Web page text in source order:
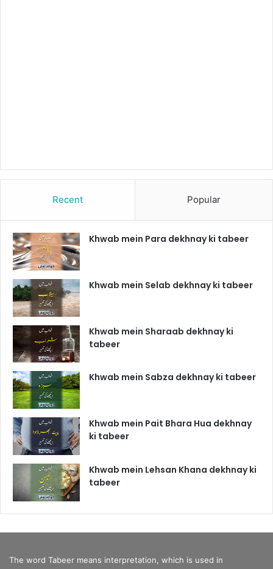
Recent Popular
Khwab mein Para dekhnay ki tabeer
Khwab mein Selab dekhnay ki tabeer
Khwab mein Sharaab dekhnay ki
tabeer
Khwab mein Sabza dekhnay ki tabeer
Khwab mein Pait Bhara Hua dekhnay
ki tabeer
Khwab mein Lehsan Khana dekhnay ki
tabeer
The word Tabeer means interpretation, which is used in